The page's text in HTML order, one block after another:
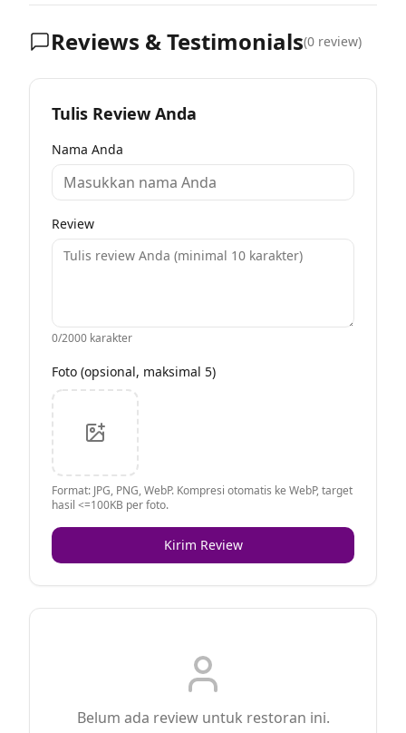
Reviews & Testimonials(0 review)
Tulis Review Anda
Nama Anda
Review
0/2000 karakter
Foto (opsional, maksimal 5)
Format: JPG, PNG, WebP. Kompresi otomatis ke WebP, target
hasil <=100KB per foto.
Kirim Review
Belum ada review untuk restoran ini.